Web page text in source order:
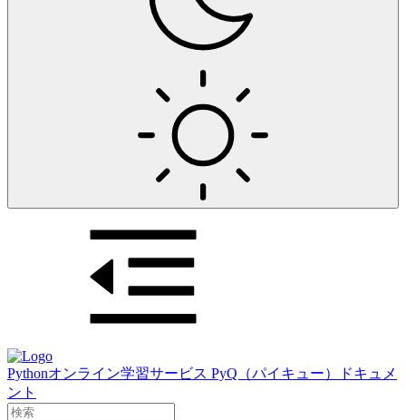
Pythonオンライン学習サービス PyQ（パイキュー）ドキュメ
ント